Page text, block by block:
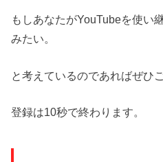
もしあなたがYouTubeを使い
みたい。
と考えているのであればぜひ
登録は10秒で終わります。